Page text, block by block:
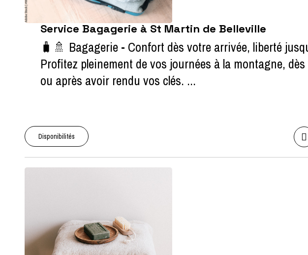
Service Bagagerie à St Martin de Belleville
🧳🚿 Bagagerie - Confort dès votre arrivée, liberté
Profitez pleinement de vos journées à la montagne,
ou après avoir rendu vos clés. ...
Disponibilités